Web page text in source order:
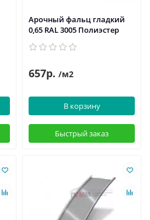
Арочный фальц гладкий
0,65 RAL 3005 Полиэстер
657р. /м2
В корзину
Быстрый заказ